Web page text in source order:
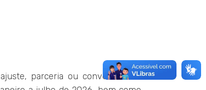
parceria ou convênio sem